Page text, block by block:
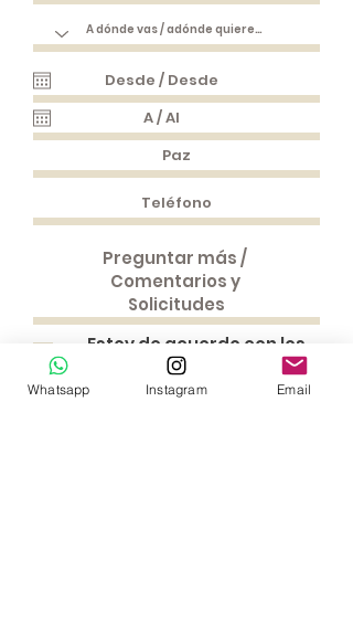
Estoy de acuerdo con los
términos y condiciones
Enviar la solicitud
Whatsapp Instagram Email